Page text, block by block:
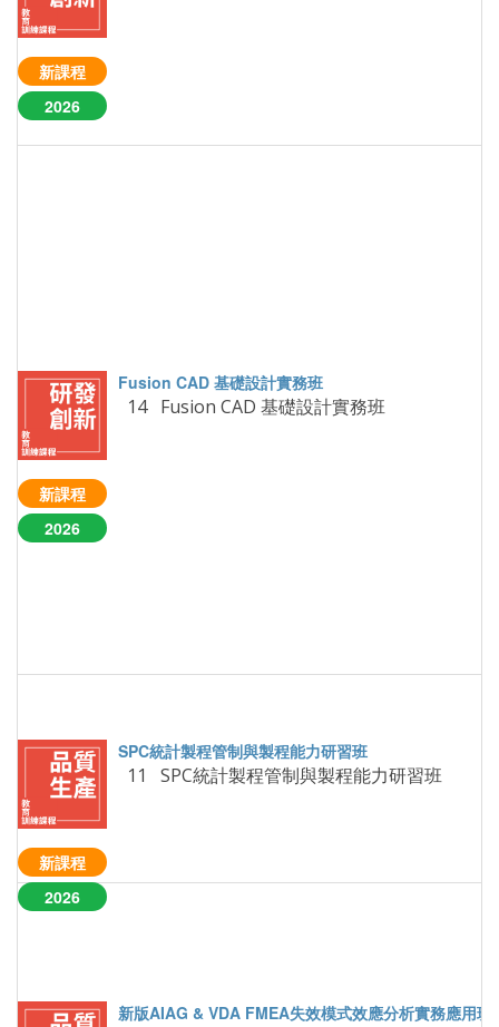
新課程
2026
新課程
2026
14 Fusion CAD 基礎設計實務班
新課程
2026
11 SPC統計製程管制與製程能力研習班